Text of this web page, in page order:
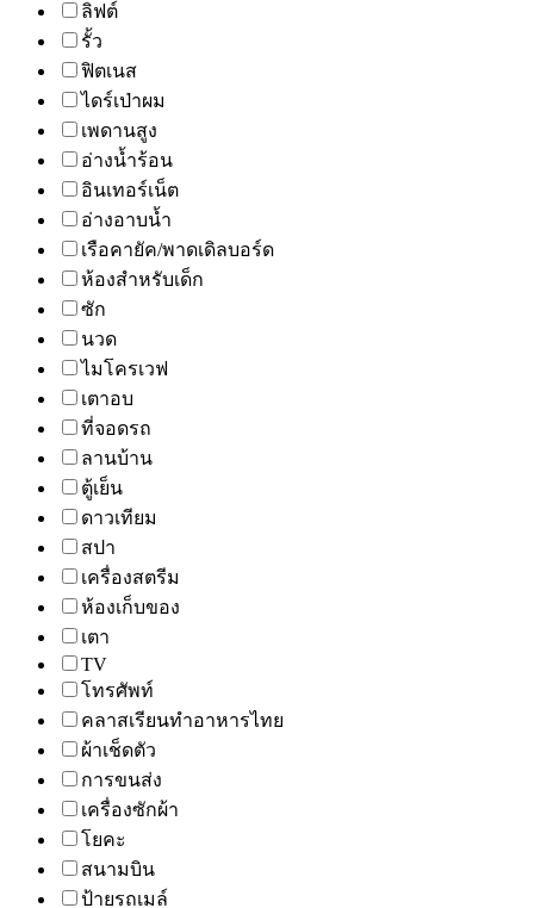
ลิฟต์
รั้ว
ฟิตเนส
ไดร์เป่าผม
เพดานสูง
อ่างน้ำร้อน
อินเทอร์เน็ต
อ่างอาบน้ำ
เรือคายัค/พาดเดิลบอร์ด
ห้องสำหรับเด็ก
ซัก
นวด
ไมโครเวฟ
เตาอบ
ที่จอดรถ
ลานบ้าน
ตู้เย็น
ดาวเทียม
สปา
เครื่องสตรีม
ห้องเก็บของ
เตา
TV
โทรศัพท์
คลาสเรียนทำอาหารไทย
ผ้าเช็ดตัว
การขนส่ง
เครื่องซักผ้า
โยคะ
สนามบิน
ป้ายรถเมล์